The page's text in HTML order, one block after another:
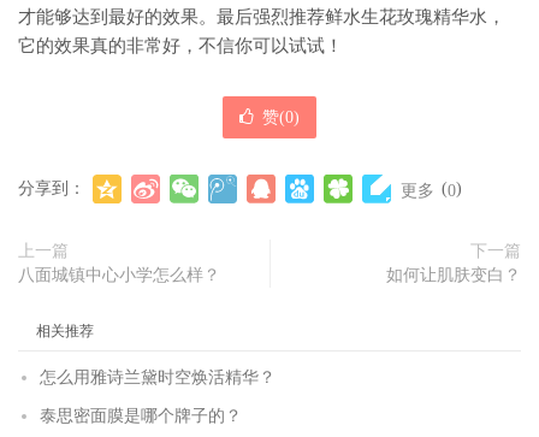
才能够达到最好的效果。最后强烈推荐鲜水生花玫瑰精华水，
它的效果真的非常好，不信你可以试试！
赞(0)
分享到： 更多 (0)
上一篇
八面城镇中心小学怎么样？
下一篇
如何让肌肤变白？
相关推荐
怎么用雅诗兰黛时空焕活精华？
泰思密面膜是哪个牌子的？